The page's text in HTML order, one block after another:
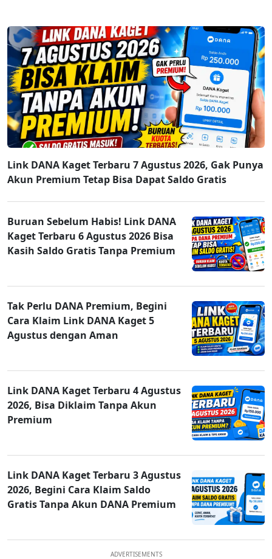
Link DANA Kaget Terbaru 7 Agustus 2026, Gak Punya
Akun Premium Tetap Bisa Dapat Saldo Gratis
Buruan Sebelum Habis! Link DANA
Kaget Terbaru 6 Agustus 2026 Bisa
Kasih Saldo Gratis Tanpa Premium
Tak Perlu DANA Premium, Begini
Cara Klaim Link DANA Kaget 5
Agustus dengan Aman
Link DANA Kaget Terbaru 4 Agustus
2026, Bisa Diklaim Tanpa Akun
Premium
Link DANA Kaget Terbaru 3 Agustus
2026, Begini Cara Klaim Saldo
Gratis Tanpa Akun DANA Premium
ADVERTISEMENTS